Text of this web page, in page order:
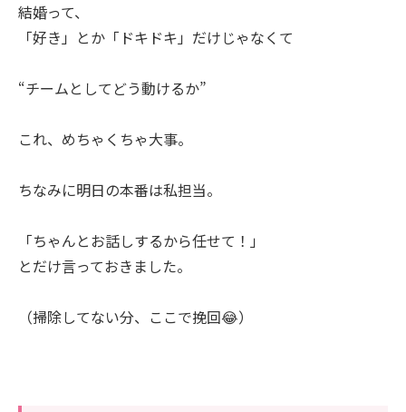
結婚って、
「好き」とか「ドキドキ」だけじゃなくて
“チームとしてどう動けるか”
これ、めちゃくちゃ大事。
ちなみに明日の本番は私担当。
「ちゃんとお話しするから任せて！」
とだけ言っておきました。
（掃除してない分、ここで挽回😂）